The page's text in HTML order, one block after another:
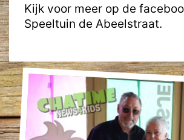
Kijk voor meer op de
Speeltuin de Abeelstraat.